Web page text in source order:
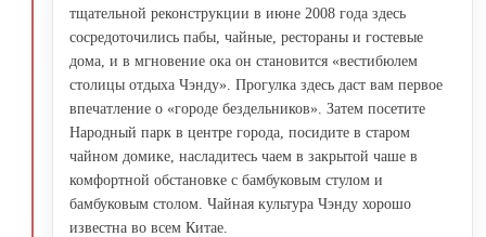
тщательной реконструкции в июне 2008 года здесь
сосредоточились пабы, чайные, рестораны и гостевые
дома, и в мгновение ока он становится «вестибюлем
столицы отдыха Чэнду». Прогулка здесь даст вам первое
впечатление о «городе бездельников». Затем посетите
Народный парк в центре города, посидите в старом
чайном домике, насладитесь чаем в закрытой чаше в
комфортной обстановке с бамбуковым стулом и
бамбуковым столом. Чайная культура Чэнду хорошо
известна во всем Китае.